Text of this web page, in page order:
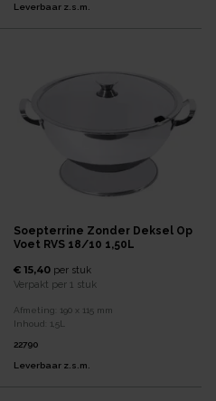
Leverbaar z.s.m.
Soepterrine Zonder Deksel Op
Voet RVS 18/10 1,50L
€ 15,40 per stuk
Verpakt per 1 stuk
Afmeting: 190 x 115 mm
Inhoud:
1,5L
22790
Leverbaar z.s.m.